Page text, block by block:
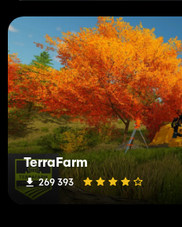
TerraFarm
269 393